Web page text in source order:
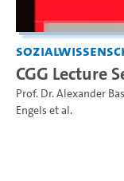
CGG Lecture
Prof. Dr. Alexander
Engelset al.